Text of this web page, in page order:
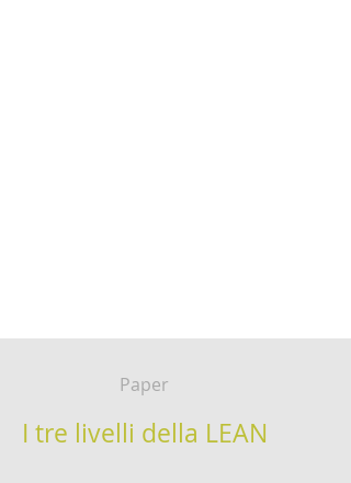
I tre livelli della LEAN
Paper